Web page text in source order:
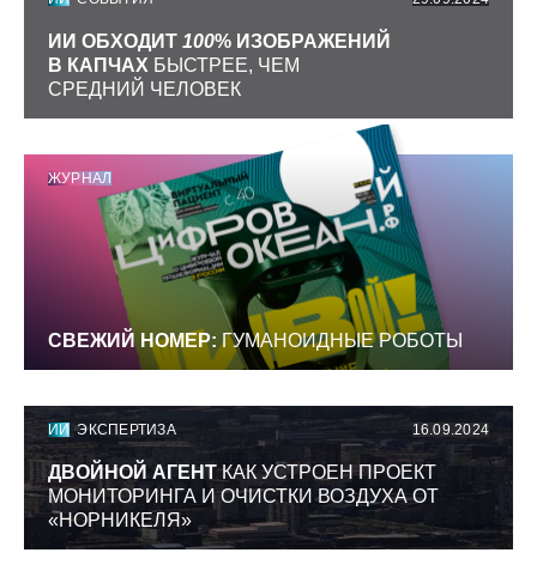
ИИ ОБХОДИТ 100% ИЗОБРАЖЕНИЙ
В КАПЧАХ БЫСТРЕЕ, ЧЕМ
СРЕДНИЙ ЧЕЛОВЕК
ЖУРНАЛ
СВЕЖИЙ НОМЕР: ГУМАНОИДНЫЕ РОБОТЫ
ИИ ЭКСПЕРТИЗА 16.09.2024
ДВОЙНОЙ АГЕНТКАК УСТРОЕН ПРОЕКТ
МОНИТОРИНГА И ОЧИСТКИ ВОЗДУХА ОТ
«НОРНИКЕЛЯ»